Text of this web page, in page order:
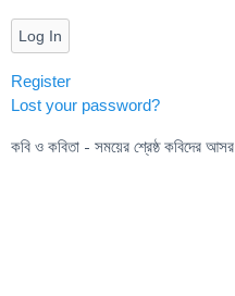
Log In
Register
Lost your password?
কবি ও কবিতা - সময়ের শ্রেষ্ঠ কবিদের আসর